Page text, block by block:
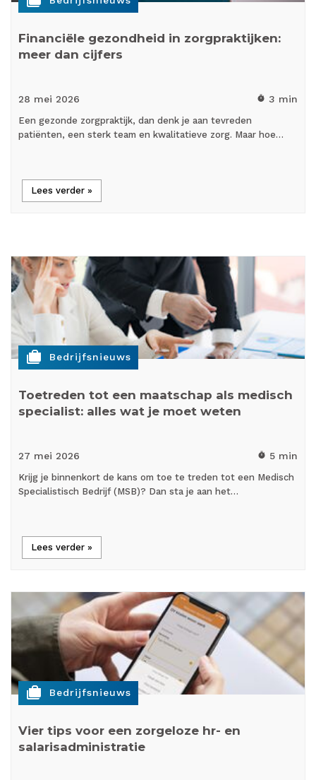
Financiële gezondheid in zorgpraktijken:
meer dan cijfers
28 mei 2026 timer 3 min
Een gezonde zorgpraktijk, dan denk je aan tevreden
patiënten, een sterk team en kwalitatieve zorg. Maar hoe…
Lees verder »
cases Bedrijfsnieuws
Toetreden tot een maatschap als medisch
specialist: alles wat je moet weten
27 mei 2026 timer 5 min
Krijg je binnenkort de kans om toe te treden tot een Medisch
Specialistisch Bedrijf (MSB)? Dan sta je aan het…
Lees verder »
cases Bedrijfsnieuws
Vier tips voor een zorgeloze hr- en
salarisadministratie